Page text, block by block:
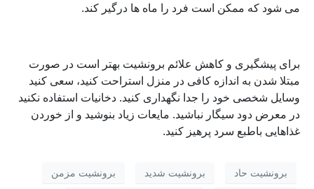
می شود که ممکن است فرد را ماه ها درگیر کند.
برای پیشگیری و کاهش علائم برونشیت بهتر است در صورت
مبتلا شدن به اندازه کافی در منزل استراحت کنید، سعی کنید
وسایل شخصی خود را جدا نگهداری کنید. دخانیات استفاده نکنید
در معرض دود سیگار نباشید. مایعات زیاد بنوشید و از خوردن
غذاهایی باطبع سرد پرهیز کنید.
برونشیت حاد برونشیت شدید برونشیت مزمن